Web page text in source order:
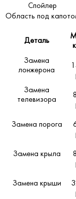
Спойлер
Область под
Деталь
Замена
лонжерона
Замена
телевизора
Замена порога
Замена крыла
Замена крыши